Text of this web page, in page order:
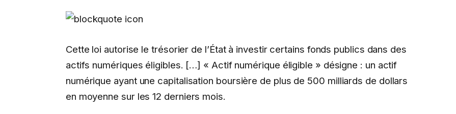
Cette loi autorise le trésorier de l’État à investir certains fonds publics dans des
actifs numériques éligibles. […] « Actif numérique éligible » désigne : un actif
numérique ayant une capitalisation boursière de plus de 500 milliards de dollars
en moyenne sur les 12 derniers mois.